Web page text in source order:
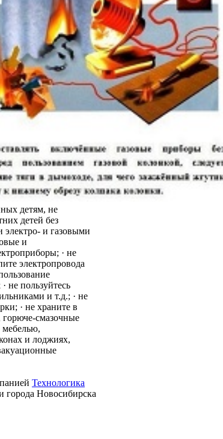
детям, не
детей без
и газовыми
и
· не
электропровода
не пользуйтесь
и т.д.; · не
· не храните в
смазочные
мебелью,
и лоджиях,
Технологика
города Новосибирска